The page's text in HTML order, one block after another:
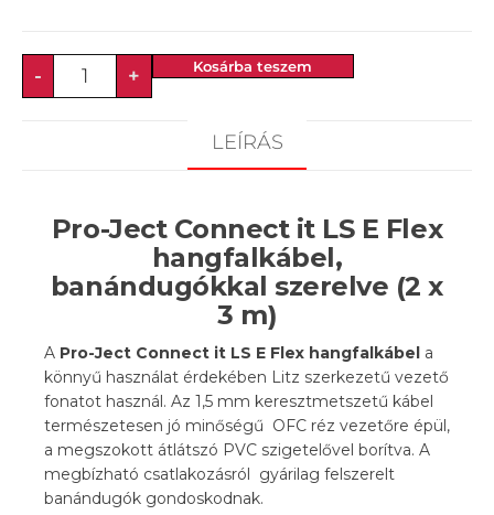
- + Kosárba teszem
LEÍRÁS
Pro-Ject Connect it LS E Flex
hangfalkábel,
banándugókkal szerelve (2 x
3 m)
A Pro-Ject Connect it LS E Flex hangfalkábel a
könnyű használat érdekében Litz szerkezetű vezető
fonatot használ. Az 1,5 mm keresztmetszetű kábel
természetesen jó minőségű OFC réz vezetőre épül,
a megszokott átlátszó PVC szigetelővel borítva. A
megbízható csatlakozásról gyárilag felszerelt
banándugók gondoskodnak.